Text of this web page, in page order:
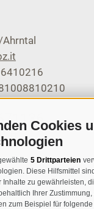
Cookies
5 Drittparteien
Diese Hilfsmittel
zu gewährleisten,
Ihrer
zum Beispiel für folgende
Sand in